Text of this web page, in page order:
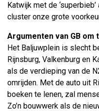
Katwijk met de
cluster onze grote
Argumenten van GB
Het Baljuwplein is slecht
Rijnsburg, Valkenburg en
als de verdieping van de
omrijden. Met de auto uit
boeken te lenen, zal
Zo’n bouwwerk als de